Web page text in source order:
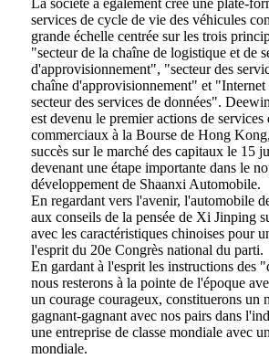
La société a également créé une plate-
services de cycle de vie des véhicules
grande échelle centrée sur les trois
"secteur de la chaîne de logistique et de
d'approvisionnement", "secteur des
chaîne d'approvisionnement" et "Internet
secteur des services de données".
est devenu le premier actions de services
commerciaux à la Bourse de Hong
succès sur le marché des capitaux le 15
devenant une étape importante dans le
développement de Shaanxi Automobile.
En regardant vers l'avenir, l'automobile
aux conseils de la pensée de Xi Jinping
avec les caractéristiques chinoises pour
l'esprit du 20e Congrès national du parti.
En gardant à l'esprit les instructions des
nous resterons à la pointe de l'époque
un courage courageux, constituerons un
gagnant-gagnant avec nos pairs dans
une entreprise de classe mondiale avec
mondiale.